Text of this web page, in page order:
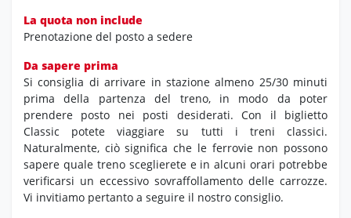
La quota non include
Prenotazione del posto a sedere
Da sapere prima
Si consiglia di arrivare in stazione almeno 25/30 minuti
prima della partenza del treno, in modo da poter
prendere posto nei posti desiderati. Con il biglietto
Classic potete viaggiare su tutti i treni classici.
Naturalmente, ciò significa che le ferrovie non possono
sapere quale treno sceglierete e in alcuni orari potrebbe
verificarsi un eccessivo sovraffollamento delle carrozze.
Vi invitiamo pertanto a seguire il nostro consiglio.